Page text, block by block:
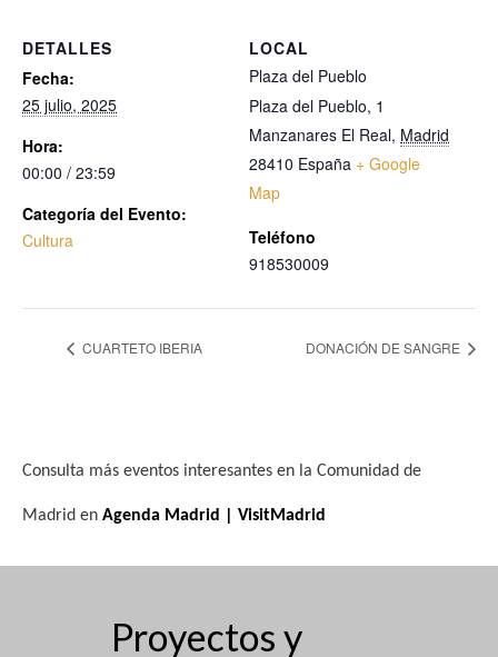
DETALLES
Fecha:
25 julio, 2025
Hora:
00:00 / 23:59
Categoría del Evento:
Cultura
LOCAL
Plaza del Pueblo
Plaza del Pueblo, 1
Manzanares El Real, Madrid
28410 España + Google
Map
Teléfono
918530009
CUARTETO IBERIA DONACIÓN DE SANGRE
Consulta más eventos interesantes en la Comunidad de
Madrid en Agenda Madrid | VisitMadrid
Proyectos y